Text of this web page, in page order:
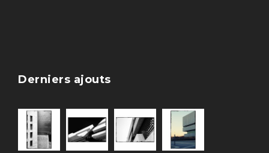
Derniers ajouts